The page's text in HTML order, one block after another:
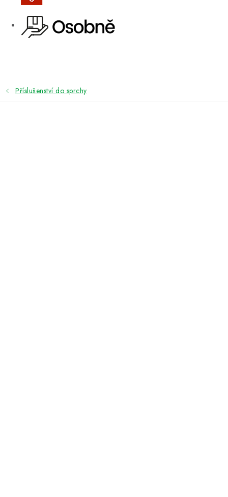
Příslušenství do sprchy